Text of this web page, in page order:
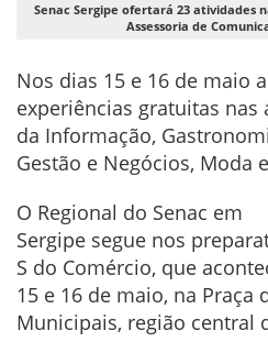
Senac Sergipe ofertará 23 atividades
Assessoria de
Nos dias 15 e 16 de maio
experiências gratuitas nas
da Informação,
Gestão e Negócios, Moda
O Regional do Senac em
Sergipe segue nos
S do Comércio, que
15 e 16 de maio, na Praça
Municipais, região central